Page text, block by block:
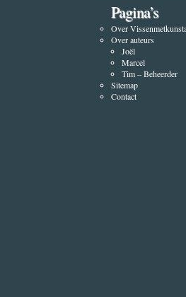
Pagina’s
Over
Over auteurs
Joël
Marcel
Tim – Beheerder
Sitemap
Contact